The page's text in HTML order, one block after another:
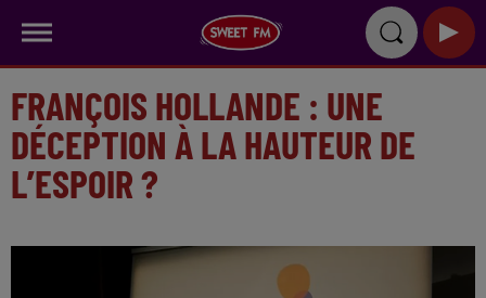
FRANÇOIS HOLLANDE : UNE
DÉCEPTION À LA HAUTEUR DE
L’ESPOIR ?